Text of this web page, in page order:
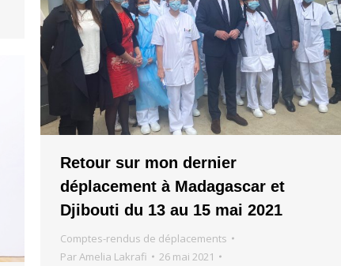
Retour sur mon dernier
déplacement à Madagascar et
Djibouti du 13 au 15 mai 2021
Comptes-rendus de déplacements
ParAmelia Lakrafi
26 mai 2021